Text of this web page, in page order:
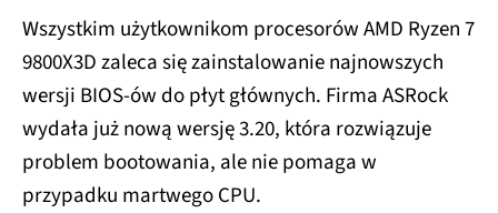
Wszystkim użytkownikom procesorów AMD Ryzen 7
9800X3D zaleca się zainstalowanie najnowszych
wersji BIOS-ów do płyt głównych. Firma ASRock
wydała już nową wersję 3.20, która rozwiązuje
problem bootowania, ale nie pomaga w
przypadku martwego CPU.